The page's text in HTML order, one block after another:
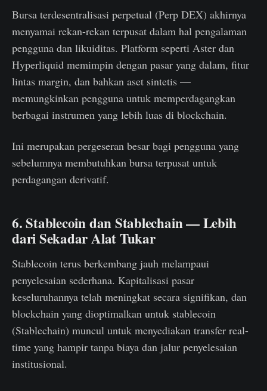
Bursa terdesentralisasi perpetual (Perp DEX) akhirnya
menyamai rekan-rekan terpusat dalam hal pengalaman
pengguna dan likuiditas. Platform seperti Aster dan
Hyperliquid memimpin dengan pasar yang dalam, fitur
lintas margin, dan bahkan aset sintetis —
memungkinkan pengguna untuk memperdagangkan
berbagai instrumen yang lebih luas di blockchain.
Ini merupakan pergeseran besar bagi pengguna yang
sebelumnya membutuhkan bursa terpusat untuk
perdagangan derivatif.
6. Stablecoin dan Stablechain — Lebih
dari Sekadar Alat Tukar
Stablecoin terus berkembang jauh melampaui
penyelesaian sederhana. Kapitalisasi pasar
keseluruhannya telah meningkat secara signifikan, dan
blockchain yang dioptimalkan untuk stablecoin
(Stablechain) muncul untuk menyediakan transfer real-
time yang hampir tanpa biaya dan jalur penyelesaian
institusional.